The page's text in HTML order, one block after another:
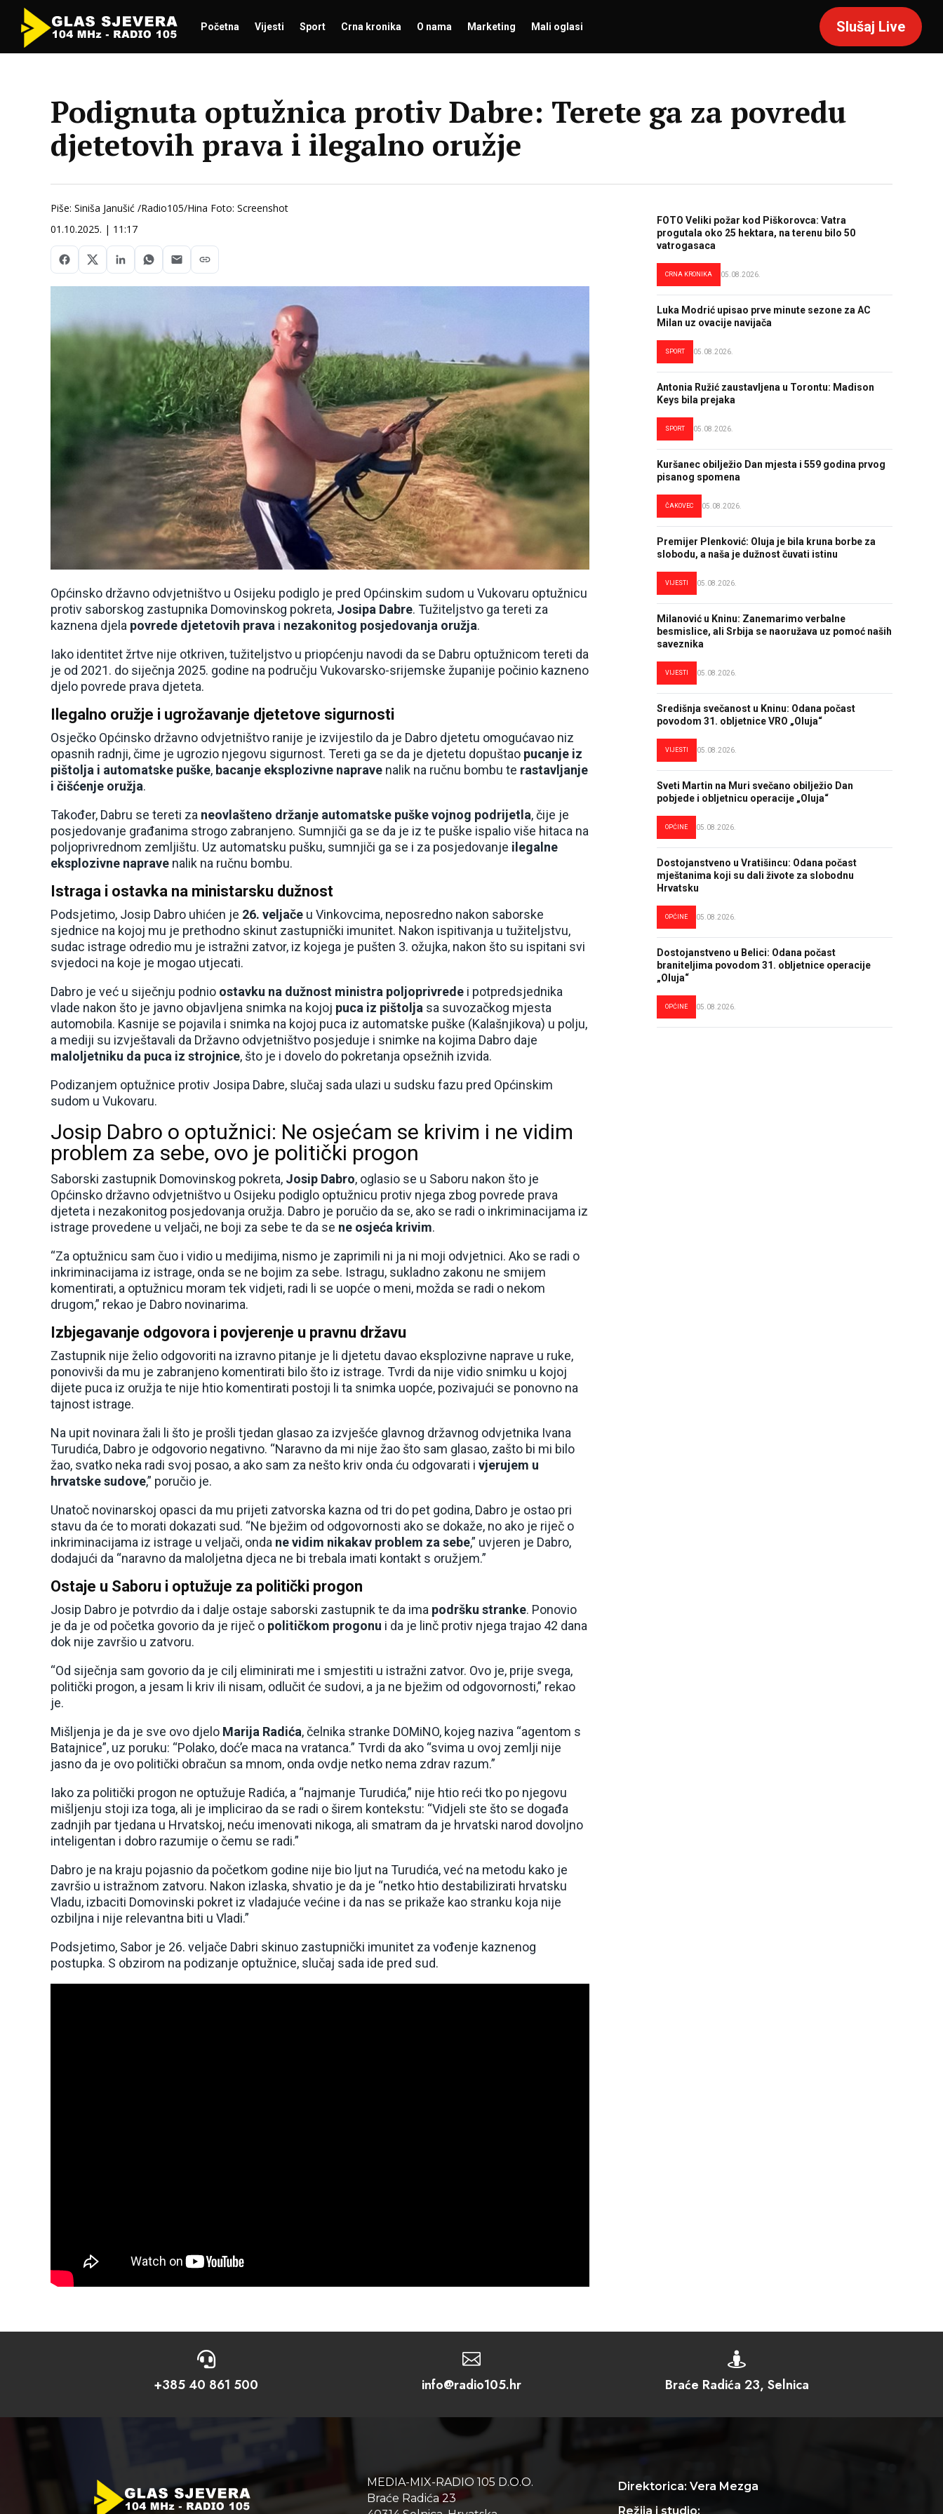
Početna Vijesti Sport Crna kronika O nama Marketing Mali oglasi Slušaj Live
Podignuta optužnica protiv Dabre: Terete ga za povredu
djetetovih prava i ilegalno oružje
Piše: Siniša Janušić /Radio105/Hina Foto: Screenshot
01.10.2025. | 11:17
Općinsko državno odvjetništvo u Osijeku podiglo je pred Općinskim sudom u Vukovaru optužnicu
protiv saborskog zastupnika Domovinskog pokreta, Josipa Dabre. Tužiteljstvo ga tereti za
kaznena djela povrede djetetovih prava i nezakonitog posjedovanja oružja.
Iako identitet žrtve nije otkriven, tužiteljstvo u priopćenju navodi da se Dabru optužnicom tereti da
je od 2021. do siječnja 2025. godine na području Vukovarsko-srijemske županije počinio kazneno
djelo povrede prava djeteta.
Ilegalno oružje i ugrožavanje djetetove sigurnosti
Osječko Općinsko državno odvjetništvo ranije je izvijestilo da je Dabro djetetu omogućavao niz
opasnih radnji, čime je ugrozio njegovu sigurnost. Tereti ga se da je djetetu dopuštao pucanje iz
pištolja i automatske puške, bacanje eksplozivne naprave nalik na ručnu bombu te rastavljanje
i čišćenje oružja.
Također, Dabru se tereti za neovlašteno držanje automatske puške vojnog podrijetla, čije je
posjedovanje građanima strogo zabranjeno. Sumnjiči ga se da je iz te puške ispalio više hitaca na
poljoprivrednom zemljištu. Uz automatsku pušku, sumnjiči ga se i za posjedovanje ilegalne
eksplozivne naprave nalik na ručnu bombu.
Istraga i ostavka na ministarsku dužnost
Podsjetimo, Josip Dabro uhićen je 26. veljače u Vinkovcima, neposredno nakon saborske
sjednice na kojoj mu je prethodno skinut zastupnički imunitet. Nakon ispitivanja u tužiteljstvu,
sudac istrage odredio mu je istražni zatvor, iz kojega je pušten 3. ožujka, nakon što su ispitani svi
svjedoci na koje je mogao utjecati.
Dabro je već u siječnju podnio ostavku na dužnost ministra poljoprivrede i potpredsjednika
vlade nakon što je javno objavljena snimka na kojoj puca iz pištolja sa suvozačkog mjesta
automobila. Kasnije se pojavila i snimka na kojoj puca iz automatske puške (Kalašnjikova) u polju,
a mediji su izvještavali da Državno odvjetništvo posjeduje i snimke na kojima Dabro daje
maloljetniku da puca iz strojnice, što je i dovelo do pokretanja opsežnih izvida.
Podizanjem optužnice protiv Josipa Dabre, slučaj sada ulazi u sudsku fazu pred Općinskim
sudom u Vukovaru.
Josip Dabro o optužnici: Ne osjećam se krivim i ne vidim
problem za sebe, ovo je politički progon
Saborski zastupnik Domovinskog pokreta, Josip Dabro, oglasio se u Saboru nakon što je
Općinsko državno odvjetništvo u Osijeku podiglo optužnicu protiv njega zbog povrede prava
djeteta i nezakonitog posjedovanja oružja. Dabro je poručio da se, ako se radi o inkriminacijama iz
istrage provedene u veljači, ne boji za sebe te da se ne osjeća krivim.
“Za optužnicu sam čuo i vidio u medijima, nismo je zaprimili ni ja ni moji odvjetnici. Ako se radi o
inkriminacijama iz istrage, onda se ne bojim za sebe. Istragu, sukladno zakonu ne smijem
komentirati, a optužnicu moram tek vidjeti, radi li se uopće o meni, možda se radi o nekom
drugom,” rekao je Dabro novinarima.
Izbjegavanje odgovora i povjerenje u pravnu državu
Zastupnik nije želio odgovoriti na izravno pitanje je li djetetu davao eksplozivne naprave u ruke,
ponovivši da mu je zabranjeno komentirati bilo što iz istrage. Tvrdi da nije vidio snimku u kojoj
dijete puca iz oružja te nije htio komentirati postoji li ta snimka uopće, pozivajući se ponovno na
tajnost istrage.
Na upit novinara žali li što je prošli tjedan glasao za izvješće glavnog državnog odvjetnika Ivana
Turudića, Dabro je odgovorio negativno. “Naravno da mi nije žao što sam glasao, zašto bi mi bilo
žao, svatko neka radi svoj posao, a ako sam za nešto kriv onda ću odgovarati i vjerujem u
hrvatske sudove,” poručio je.
Unatoč novinarskoj opasci da mu prijeti zatvorska kazna od tri do pet godina, Dabro je ostao pri
stavu da će to morati dokazati sud. “Ne bježim od odgovornosti ako se dokaže, no ako je riječ o
inkriminacijama iz istrage u veljači, onda ne vidim nikakav problem za sebe,” uvjeren je Dabro,
dodajući da “naravno da maloljetna djeca ne bi trebala imati kontakt s oružjem.”
Ostaje u Saboru i optužuje za politički progon
Josip Dabro je potvrdio da i dalje ostaje saborski zastupnik te da ima podršku stranke. Ponovio
je da je od početka govorio da je riječ o političkom progonu i da je linč protiv njega trajao 42 dana
dok nije završio u zatvoru.
“Od siječnja sam govorio da je cilj eliminirati me i smjestiti u istražni zatvor. Ovo je, prije svega,
politički progon, a jesam li kriv ili nisam, odlučit će sudovi, a ja ne bježim od odgovornosti,” rekao
je.
Mišljenja je da je sve ovo djelo Marija Radića, čelnika stranke DOMiNO, kojeg naziva “agentom s
Batajnice”, uz poruku: “Polako, doć’e maca na vratanca.” Tvrdi da ako “svima u ovoj zemlji nije
jasno da je ovo politički obračun sa mnom, onda ovdje netko nema zdrav razum.”
Iako za politički progon ne optužuje Radića, a “najmanje Turudića,” nije htio reći tko po njegovu
mišljenju stoji iza toga, ali je implicirao da se radi o širem kontekstu: “Vidjeli ste što se događa
zadnjih par tjedana u Hrvatskoj, neću imenovati nikoga, ali smatram da je hrvatski narod dovoljno
inteligentan i dobro razumije o čemu se radi.”
Dabro je na kraju pojasnio da početkom godine nije bio ljut na Turudića, već na metodu kako je
završio u istražnom zatvoru. Nakon izlaska, shvatio je da je “netko htio destabilizirati hrvatsku
Vladu, izbaciti Domovinski pokret iz vladajuće većine i da nas se prikaže kao stranku koja nije
ozbiljna i nije relevantna biti u Vladi.”
Podsjetimo, Sabor je 26. veljače Dabri skinuo zastupnički imunitet za vođenje kaznenog
postupka. S obzirom na podizanje optužnice, slučaj sada ide pred sud.
FOTO Veliki požar kod Piškorovca: Vatra
progutala oko 25 hektara, na terenu bilo 50
vatrogasaca
CRNA KRONIKA 05.08.2026.
Luka Modrić upisao prve minute sezone za AC
Milan uz ovacije navijača
SPORT 05.08.2026.
Antonia Ružić zaustavljena u Torontu: Madison
Keys bila prejaka
SPORT 05.08.2026.
Kuršanec obilježio Dan mjesta i 559 godina prvog
pisanog spomena
ČAKOVEC 05.08.2026.
Premijer Plenković: Oluja je bila kruna borbe za
slobodu, a naša je dužnost čuvati istinu
VIJESTI 05.08.2026.
Milanović u Kninu: Zanemarimo verbalne
besmislice, ali Srbija se naoružava uz pomoć naših
saveznika
VIJESTI 05.08.2026.
Središnja svečanost u Kninu: Odana počast
povodom 31. obljetnice VRO „Oluja“
VIJESTI 05.08.2026.
Sveti Martin na Muri svečano obilježio Dan
pobjede i obljetnicu operacije „Oluja“
OPĆINE 05.08.2026.
Dostojanstveno u Vratišincu: Odana počast
mještanima koji su dali živote za slobodnu
Hrvatsku
OPĆINE 05.08.2026.
Dostojanstveno u Belici: Odana počast
braniteljima povodom 31. obljetnice operacije
„Oluja“
OPĆINE 05.08.2026.

+385 40 861 500

info@radio105.hr

Braće Radića 23, Selnica
MEDIA-MIX-RADIO 105 D.O.O.
Braće Radića 23
Direktorica: Vera Mezga
Režija i studio: